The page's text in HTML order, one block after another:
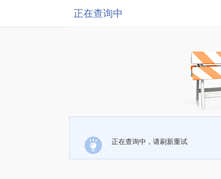
正在查询中
正在查询中，请刷新重试